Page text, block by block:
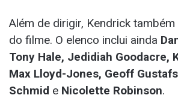
Além de dirigir, Kendrick
do filme. O elenco inclui ainda
Tony Hale, Jedidiah Goodacre,
Max Lloyd-Jones, Geoff
Schmid e Nicolette Robinson.